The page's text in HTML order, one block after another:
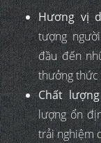
Hương vị
tượng
đầu đến
thưởng thức
Chất
lượng ổn
trải nghiệm